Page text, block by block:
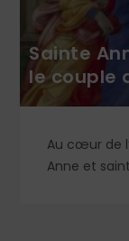
Sainte
le couple
Au cœur de
Anne et
en Orient